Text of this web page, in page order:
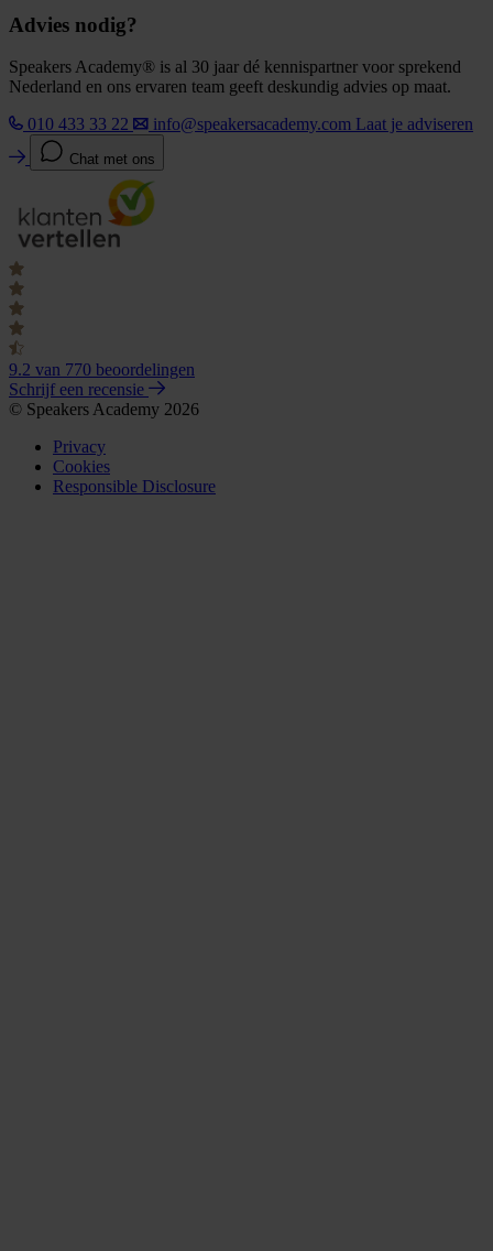
Advies nodig?
Speakers Academy® is al 30 jaar dé kennispartner voor sprekend
Nederland en ons ervaren team geeft deskundig advies op maat.
010 433 33 22
info@speakersacademy.com Laat je adviseren
Chat met ons
9.2 van 770 beoordelingen
Schrijf een recensie
© Speakers Academy 2026
Privacy
Cookies
Responsible Disclosure